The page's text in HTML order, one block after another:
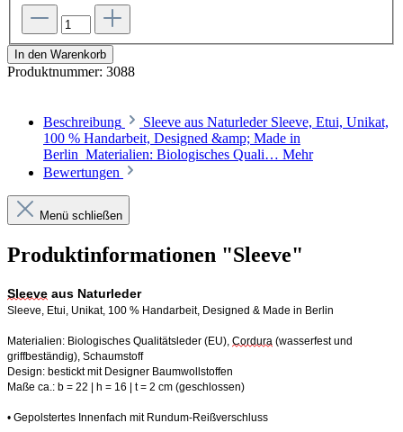
In den Warenkorb
Produktnummer: 3088
Beschreibung
Sleeve aus Naturleder Sleeve, Etui, Unikat,
100 % Handarbeit, Designed &amp; Made in
Berlin Materialien: Biologisches Quali… Mehr
Bewertungen
Menü schließen
Produktinformationen "Sleeve"
Sleeve aus Naturleder
Sleeve, Etui, Unikat, 100 % Handarbeit, Designed & Made in Berlin
Materialien: Biologisches Qualitätsleder (EU), Cordura (wasserfest und
griffbeständig), Schaumstoff
Design: bestickt mit Designer Baumwollstoffen
Maße ca.: b = 22 | h = 16 | t = 2 cm (geschlossen)
• Gepolstertes Innenfach mit Rundum-Reißverschluss